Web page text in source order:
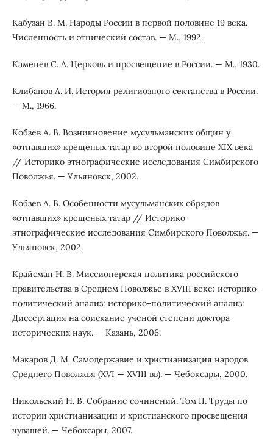
Кабузан В. М. Народы России в первой половине 19 века.
Численность и этнический состав. — М., 1992.
Каменев С. А. Церковь и просвещение в России. — М., 1930.
Клибанов А. И. История религиозного сектанства в России.
— М., 1966.
Кобзев А. В. Возникновение мусульманских общин у
«отпавших» крещеных татар во второй половине XIX века
// Историко этнографические исследования Симбирского
Поволжья. — Ульяновск, 2002.
Кобзев А. В. Особенности мусульманских обрядов
«отпавших» крещеных татар // Историко-
этнографические исследования Симбирского Поволжья. —
Ульяновск, 2002.
Крайсман Н. В. Миссионерская политика российского
правительства в Среднем Поволжье в XVIII веке: историко-
политический анализ: историко-политический анализ:
Диссертация на соискание ученой степени доктора
исторических наук. — Казань, 2006.
Макаров Д. М. Самодержавие и христианизация народов
Среднего Поволжья (XVI — XVIII вв). — Чебоксары, 2000.
Никольский Н. В. Собрание сочинений. Том II. Труды по
истории христианизации и христианского просвещения
чувашей. — Чебоксары, 2007.